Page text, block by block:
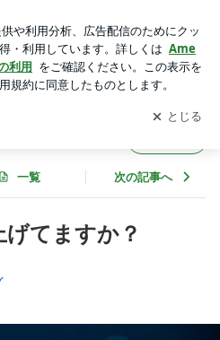
グの更新通知
を受け取りまし
開く
一覧 次の記事へ
てますか？